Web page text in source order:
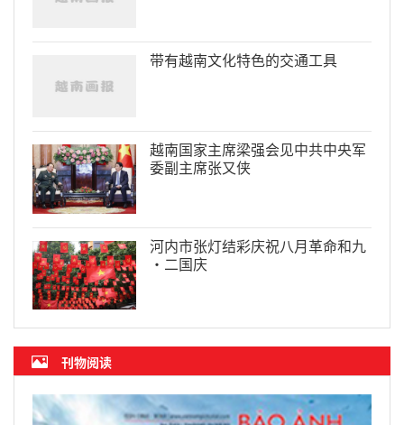
带有越南文化特色的交通工具
越南国家主席梁强会见中共中央军
委副主席张又侠
河内市张灯结彩庆祝八月革命和九
·二国庆
刊物阅读